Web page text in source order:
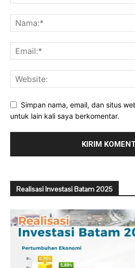
Simpan nama, email, dan situs
untuk lain kali saya berkomentar.
Realisasi Investasi Batam 2025